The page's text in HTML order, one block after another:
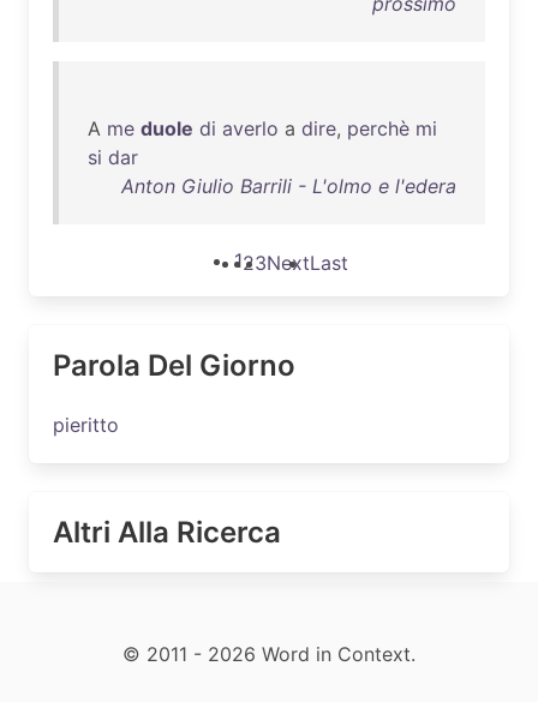
A me duole di averlo a dire, perchè mi
si dar
Anton Giulio Barrili - L'olmo e l'edera
123NextLast
Parola Del Giorno
pieritto
Altri Alla Ricerca
© 2011 - 2026 Word in Context.